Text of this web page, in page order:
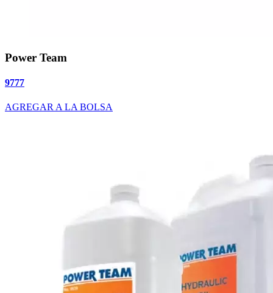
Power Team
9777
AGREGAR A LA BOLSA